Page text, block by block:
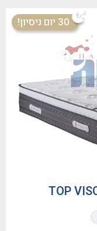
30 יום ניסיון!